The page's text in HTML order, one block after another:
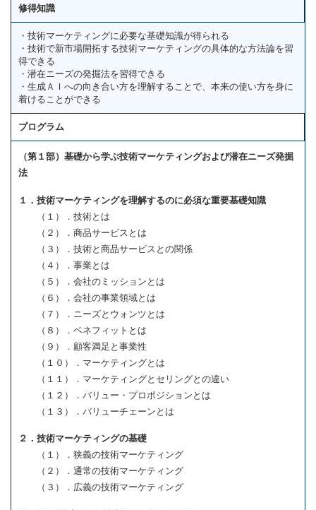
修得知識
・技術マーケティングに必要な基礎知識が得られる
・技術で新市場開拓する技術マーケティングの具体的な方法論を習
得できる
・潜在ニーズの発掘法を習得できる
・生成ＡＩへの向き合い方を理解することで、本来の使い方を身に
着けることができる
プログラム
（第１部）基礎から学ぶ技術マーケティングおよび潜在ニーズ発掘
法
１．技術マーケティングを理解するのに必須な重要基礎知識
（１）．技術とは
（２）．商品サービスとは
（３）．技術と商品サービスとの関係
（４）．事業とは
（５）．会社のミッションとは
（６）．会社の事業領域とは
（７）．ニーズとウォンツとは
（８）．ベネフィットとは
（９）．顧客満足と事業性
（１０）．マーケティングとは
（１１）．マーケティングとセリングとの違い
（１２）．バリュー・プロポジションとは
（１３）．バリューチェーンとは
２．技術マーケティングの基礎
（１）．狭義の技術マーケティング
（２）．通常の技術マーケティング
（３）．広義の技術マーケティング